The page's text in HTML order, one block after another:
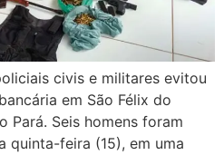
civis e militares evitou
em São Félix do
Pará. Seis homens foram
quinta-feira (15), em uma